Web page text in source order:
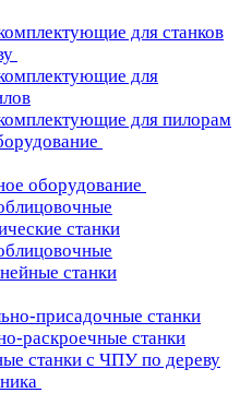
для станков
для
для пилорам
оборудование
станки
станки
присадочные станки
раскроечные станки
станки с ЧПУ по дереву